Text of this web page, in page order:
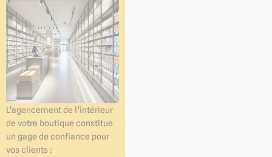
L’agencement de l’intérieur
de votre boutique constitue
un gage de confiance pour
vos clients :